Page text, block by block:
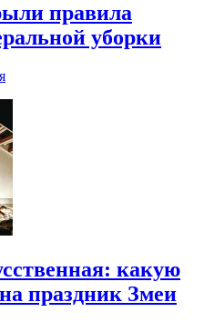
правила
уборки
какую
праздник Змеи